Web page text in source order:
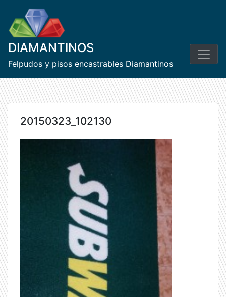
content
DIAMANTINOS
Felpudos y pisos encastrables Diamantinos
20150323_102130